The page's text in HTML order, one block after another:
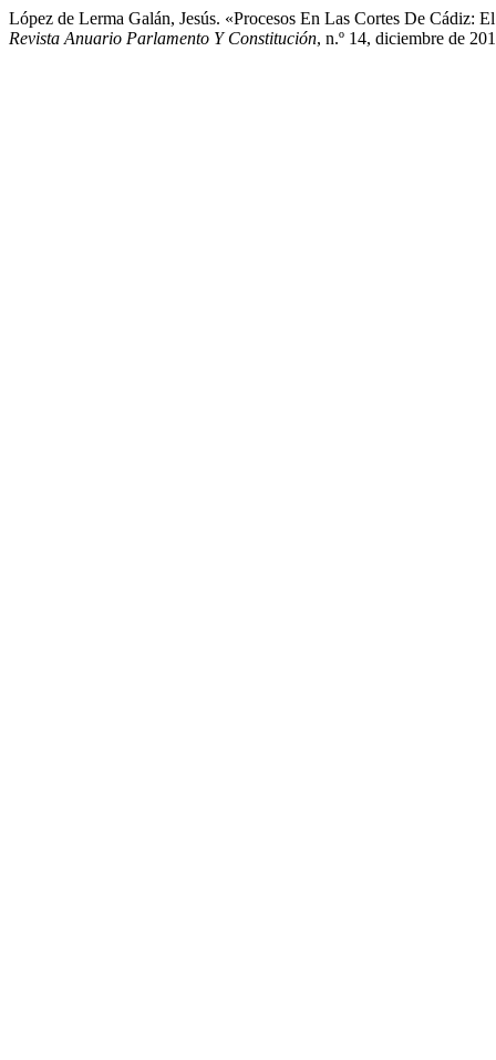
López de Lerma Galán, Jesús. «Procesos En Las Cortes De
Revista Anuario Parlamento Y Constitución, n.º 14, diciembre de